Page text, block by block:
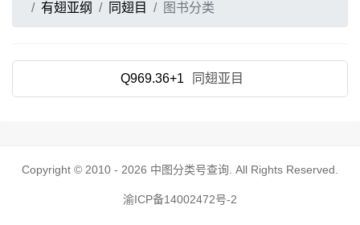
有翅亚纲
同翅目 图书分类
Q969.36+1 同翅亚目
Copyright © 2010 - 2026 中图分类号查询 . All Rights Reserved.
渝ICP备14002472号-2